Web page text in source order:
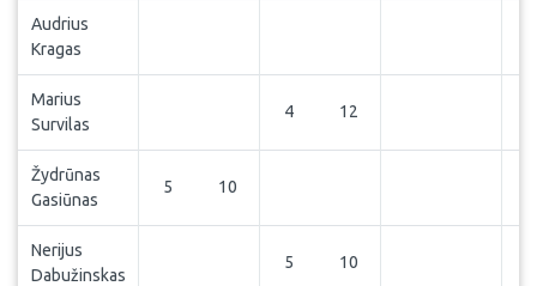
Audrius
Kragas
Marius
Survilas
4 12
Žydrūnas
Gasiūnas
5 10
Nerijus
Dabužinskas
5 10